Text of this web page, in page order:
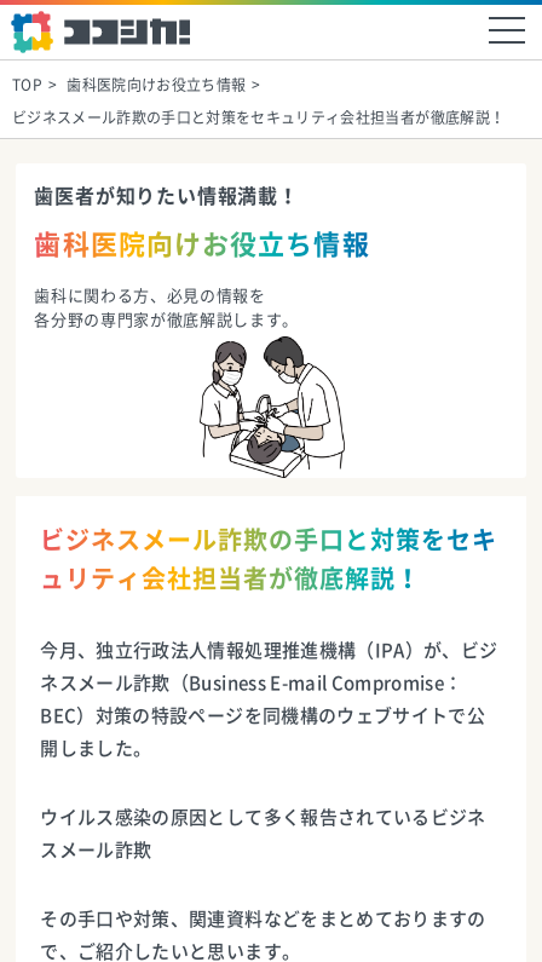
TOP 歯科医院向けお役立ち情報
ビジネスメール詐欺の手口と対策をセキュリティ会社担当者が徹底解説！
歯医者が知りたい情報満載！
歯科医院向けお役立ち情報
歯科に関わる方、必見の情報を
各分野の専門家が徹底解説します。
ビジネスメール詐欺の手口と対策をセキ
ュリティ会社担当者が徹底解説！
今月、独立行政法人情報処理推進機構（IPA）が、ビジ
ネスメール詐欺（Business E-mail Compromise：
BEC）対策の特設ページを同機構のウェブサイトで公
開しました。
ウイルス感染の原因として多く報告されているビジネ
スメール詐欺
その手口や対策、関連資料などをまとめておりますの
で、ご紹介したいと思います。